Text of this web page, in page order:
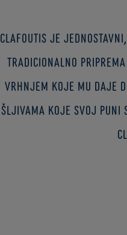
Clafoutis je
tradicionalno
vrhnjem koje mu daje
šljivama koje svoj puni